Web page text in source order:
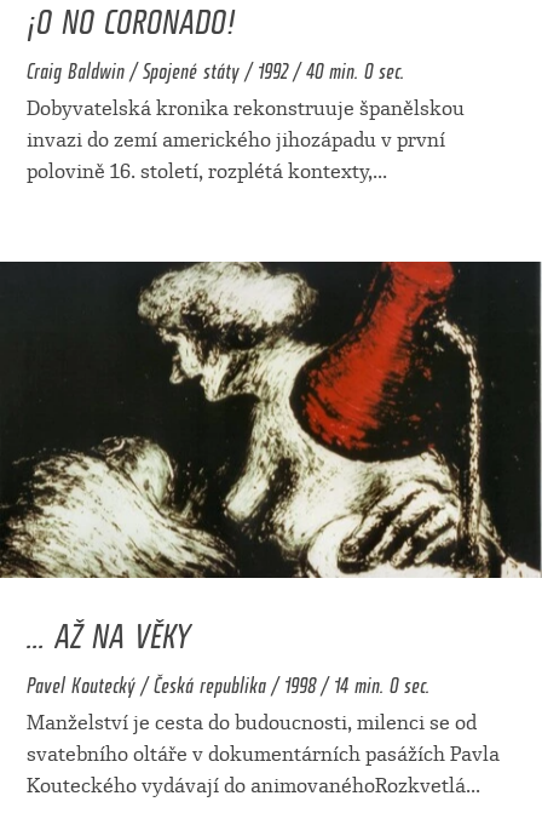
¡O NO CORONADO!
Craig Baldwin / Spojené státy / 1992 / 40 min. 0 sec.
Dobyvatelská kronika rekonstruuje španělskou
invazi do zemí amerického jihozápadu v první
polovině 16. století, rozplétá kontexty,...
... AŽ NA VĚKY
Pavel Koutecký / Česká republika / 1998 / 14 min. 0 sec.
Manželství je cesta do budoucnosti, milenci se od
svatebního oltáře v dokumentárních pasážích Pavla
Kouteckého vydávají do animovanéhoRozkvetlá...